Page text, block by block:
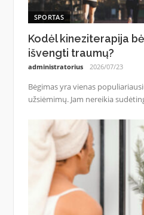
SPORTAS
Kodėl kineziterapija
išvengti traumų?
administratorius 2026/07/23
Bėgimas yra vienas
užsiėmimų. Jam nereikia